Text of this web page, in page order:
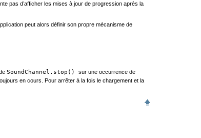
pas d’afficher les mises à jour de progression après la
peut alors définir son propre mécanisme de
SoundChannel.stop() sur une occurrence de
en cours. Pour arrêter à la fois le chargement et la